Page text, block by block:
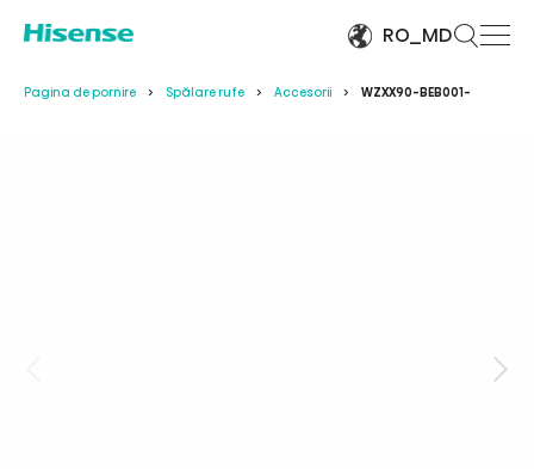
RO_MD
Pagina de pornire Spălare rufe Accesorii WZXX90-BEB001-